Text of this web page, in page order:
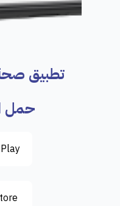
تطبيق صحة
حمل